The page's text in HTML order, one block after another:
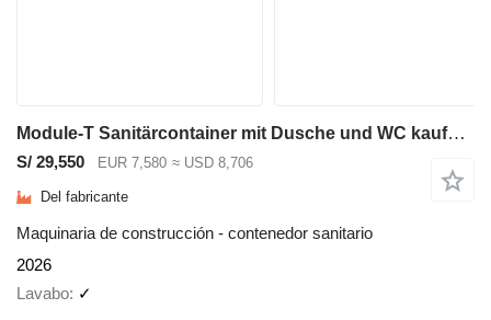
Module-T Sanitärcontainer mit Dusche und WC kaufen – 300 × 240 cm | NEU
S/ 29,550 EUR 7,580 ≈ USD 8,706
Del fabricante
Maquinaria de construcción - contenedor sanitario
2026
Lavabo ✓